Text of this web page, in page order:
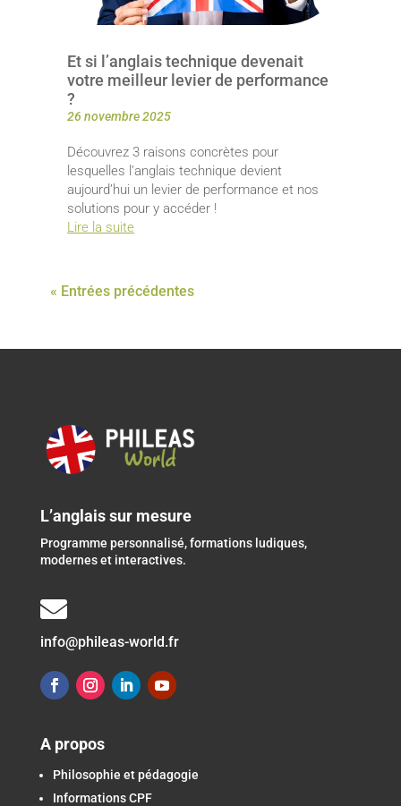
Et si l’anglais technique devenait
votre meilleur levier de performance
?
26 novembre 2025
Découvrez 3 raisons concrètes pour
lesquelles l’anglais technique devient
aujourd’hui un levier de performance et nos
solutions pour y accéder !
Lire la suite
« Entrées précédentes
L’anglais sur mesure
Programme personnalisé, formations ludiques,
modernes et interactives.

info@phileas-world.fr
A propos
Philosophie et pédagogie
Informations CPF